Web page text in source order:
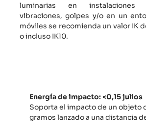
luminarias en instalaciones
vibraciones, golpes y/o en un
móviles se recomienda un valor IK
o incluso IK10.
Energía de impacto: <0,15 julios
Soporta el impacto de un objeto
gramos lanzado a una distancia